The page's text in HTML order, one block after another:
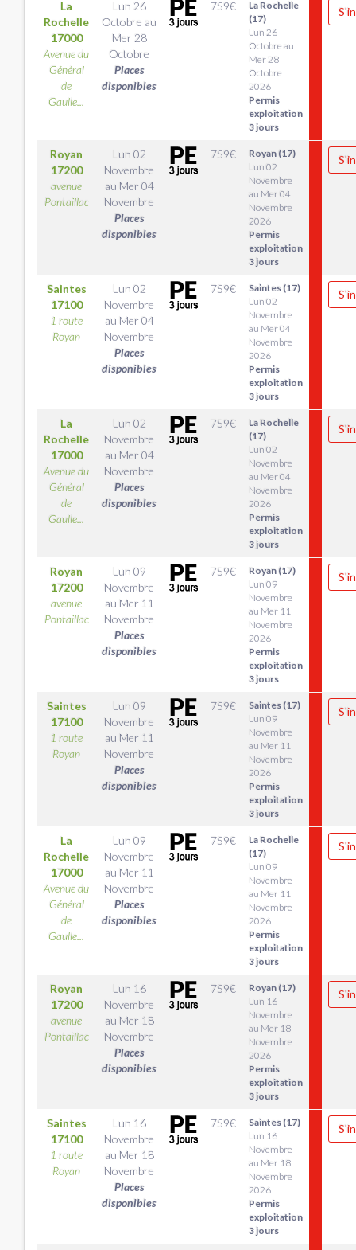
La
Rochelle
17000
Avenue du
Général
de
Gaulle...
Lun 26
Octobre au
Mer 28
Octobre
Places
disponibles
759€
La Rochelle
(17)
Lun 26
Octobre au
Mer 28
Octobre
2026
Permis
exploitation
3 jours
Royan
17200
avenue
Pontaillac
Lun 02
Novembre
au Mer 04
Novembre
Places
disponibles
759€
Royan (17)
Lun 02
Novembre
au Mer 04
Novembre
2026
Permis
exploitation
3 jours
Saintes
17100
1 route
Royan
Lun 02
Novembre
au Mer 04
Novembre
Places
disponibles
759€
Saintes (17)
Lun 02
Novembre
au Mer 04
Novembre
2026
Permis
exploitation
3 jours
La
Rochelle
17000
Avenue du
Général
de
Gaulle...
Lun 02
Novembre
au Mer 04
Novembre
Places
disponibles
759€
La Rochelle
(17)
Lun 02
Novembre
au Mer 04
Novembre
2026
Permis
exploitation
3 jours
Royan
17200
avenue
Pontaillac
Lun 09
Novembre
au Mer 11
Novembre
Places
disponibles
759€
Royan (17)
Lun 09
Novembre
au Mer 11
Novembre
2026
Permis
exploitation
3 jours
Saintes
17100
1 route
Royan
Lun 09
Novembre
au Mer 11
Novembre
Places
disponibles
759€
Saintes (17)
Lun 09
Novembre
au Mer 11
Novembre
2026
Permis
exploitation
3 jours
La
Rochelle
17000
Avenue du
Général
de
Gaulle...
Lun 09
Novembre
au Mer 11
Novembre
Places
disponibles
759€
La Rochelle
(17)
Lun 09
Novembre
au Mer 11
Novembre
2026
Permis
exploitation
3 jours
Royan
17200
avenue
Pontaillac
Lun 16
Novembre
au Mer 18
Novembre
Places
disponibles
759€
Royan (17)
Lun 16
Novembre
au Mer 18
Novembre
2026
Permis
exploitation
3 jours
Saintes
17100
1 route
Royan
Lun 16
Novembre
au Mer 18
Novembre
Places
disponibles
759€
Saintes (17)
Lun 16
Novembre
au Mer 18
Novembre
2026
Permis
exploitation
3 jours